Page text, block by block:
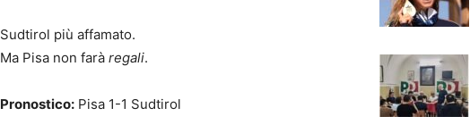
Sudtirol più affamato.
Ma Pisa non farà regali.
Pronostico: Pisa 1-1 Sudtirol